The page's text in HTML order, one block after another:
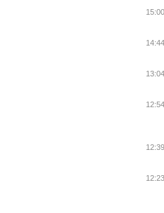
15:00
14:44
13:04
12:54
12:39
12:23